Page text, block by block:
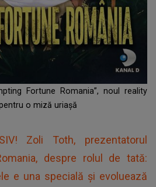
Fortune Romania”, noul reality
o miză uriașă
Zoli Toth, prezentatorul
despre rolul de tată:
e una specială și evoluează